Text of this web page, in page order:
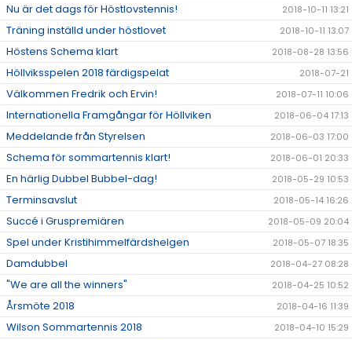
Nu är det dags för Höstlovstennis! 2018-10-11 13:21
Träning inställd under höstlovet 2018-10-11 13:07
Höstens Schema klart 2018-08-28 13:56
Höllviksspelen 2018 färdigspelat 2018-07-21
Välkommen Fredrik och Ervin! 2018-07-11 10:06
Internationella Framgångar för Höllviken 2018-06-04 17:13
Meddelande från Styrelsen 2018-06-03 17:00
Schema för sommartennis klart! 2018-06-01 20:33
En härlig Dubbel Bubbel-dag! 2018-05-29 10:53
Terminsavslut 2018-05-14 16:26
Succé i Gruspremiären 2018-05-09 20:04
Spel under Kristihimmelfärdshelgen 2018-05-07 18:35
Damdubbel 2018-04-27 08:28
"We are all the winners" 2018-04-25 10:52
Årsmöte 2018 2018-04-16 11:39
Wilson Sommartennis 2018 2018-04-10 15:29